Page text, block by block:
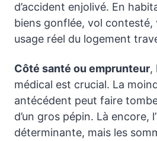
d’accident enjolivé. En
biens gonflée, vol contesté,
usage réel du logement
Côté santé ou emprunteur,
médical est crucial. La
antécédent peut faire
d’un gros pépin. Là encore,
déterminante, mais les